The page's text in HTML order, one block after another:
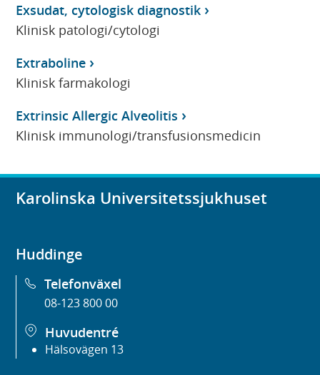
Exsudat, cytologisk diagnostik
Klinisk patologi/cytologi
Extraboline
Klinisk farmakologi
Extrinsic Allergic Alveolitis
Klinisk immunologi/transfusionsmedicin
Karolinska Universitetssjukhuset
Huddinge
Telefonväxel
08-123 800 00
Huvudentré
Hälsovägen 13